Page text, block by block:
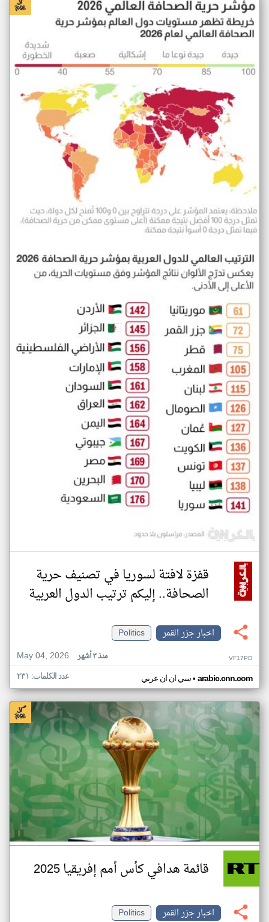
قفزة لافتة لسوريا في تصنيف حرية
الصحافة.. إليكم ترتيب الدول العربية
اخبار جزر القمر
Politics
May 04, 2026
منذ ٣ أشهر VF17PD
سي ان ان عربي• arabic.cnn.com عدد الكلمات: ٢٣١
قائمة هدافي كأس أمم إفريقيا 2025
اخبار جزر القمر
Politics